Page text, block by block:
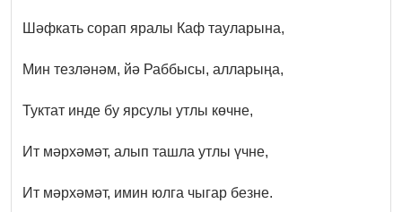
Шәфкать сорап яралы Каф тауларына,
Мин тезләнәм, йә Раббысы, алларыңа,
Туктат инде бу ярсулы утлы көчне,
Ит мәрхәмәт, алып ташла утлы үчне,
Ит мәрхәмәт, имин юлга чыгар безне.